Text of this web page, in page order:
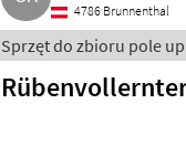
4786 Brunnenthal
Sprzęt do zbioru pole